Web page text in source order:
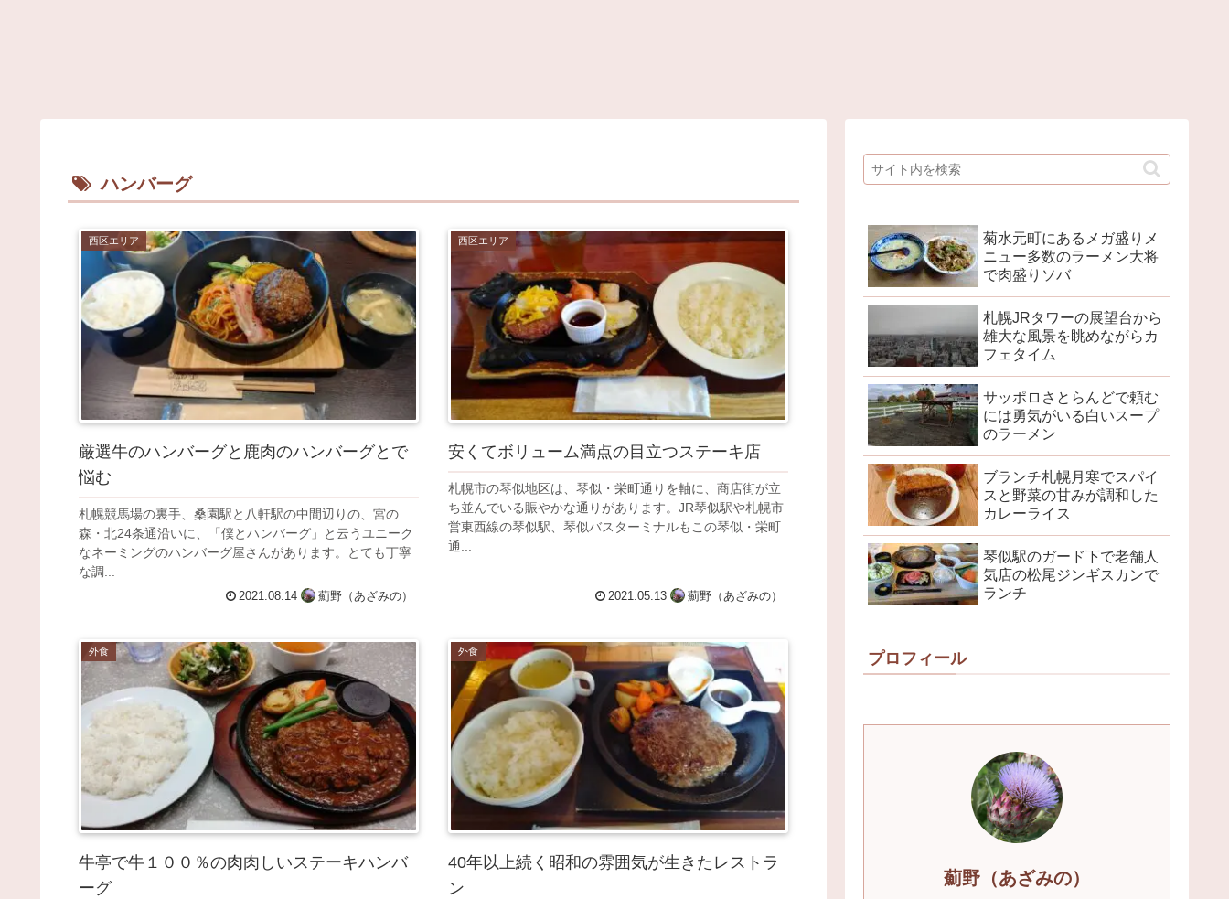
ハンバーグ
西区エリア
厳選牛のハンバーグと鹿肉のハンバーグとで
悩む
札幌競馬場の裏手、桑園駅と八軒駅の中間辺りの、宮の
森・北24条通沿いに、「僕とハンバーグ」と云うユニーク
なネーミングのハンバーグ屋さんがあります。とても丁寧
な調...
2021.08.14 薊野（あざみの）
西区エリア
安くてボリューム満点の目立つステーキ店
札幌市の琴似地区は、琴似・栄町通りを軸に、商店街が立
ち並んでいる賑やかな通りがあります。JR琴似駅や札幌市
営東西線の琴似駅、琴似バスターミナルもこの琴似・栄町
通...
2021.05.13 薊野（あざみの）
外食
牛亭で牛１００％の肉肉しいステーキハンバ
ーグ
外食
40年以上続く昭和の雰囲気が生きたレストラ
ン
菊水元町にあるメガ盛りメ
ニュー多数のラーメン大将
で肉盛りソバ
札幌JRタワーの展望台から
雄大な風景を眺めながらカ
フェタイム
サッポロさとらんどで頼む
には勇気がいる白いスープ
のラーメン
ブランチ札幌月寒でスパイ
スと野菜の甘みが調和した
カレーライス
琴似駅のガード下で老舗人
気店の松尾ジンギスカンで
ランチ
プロフィール
薊野（あざみの）